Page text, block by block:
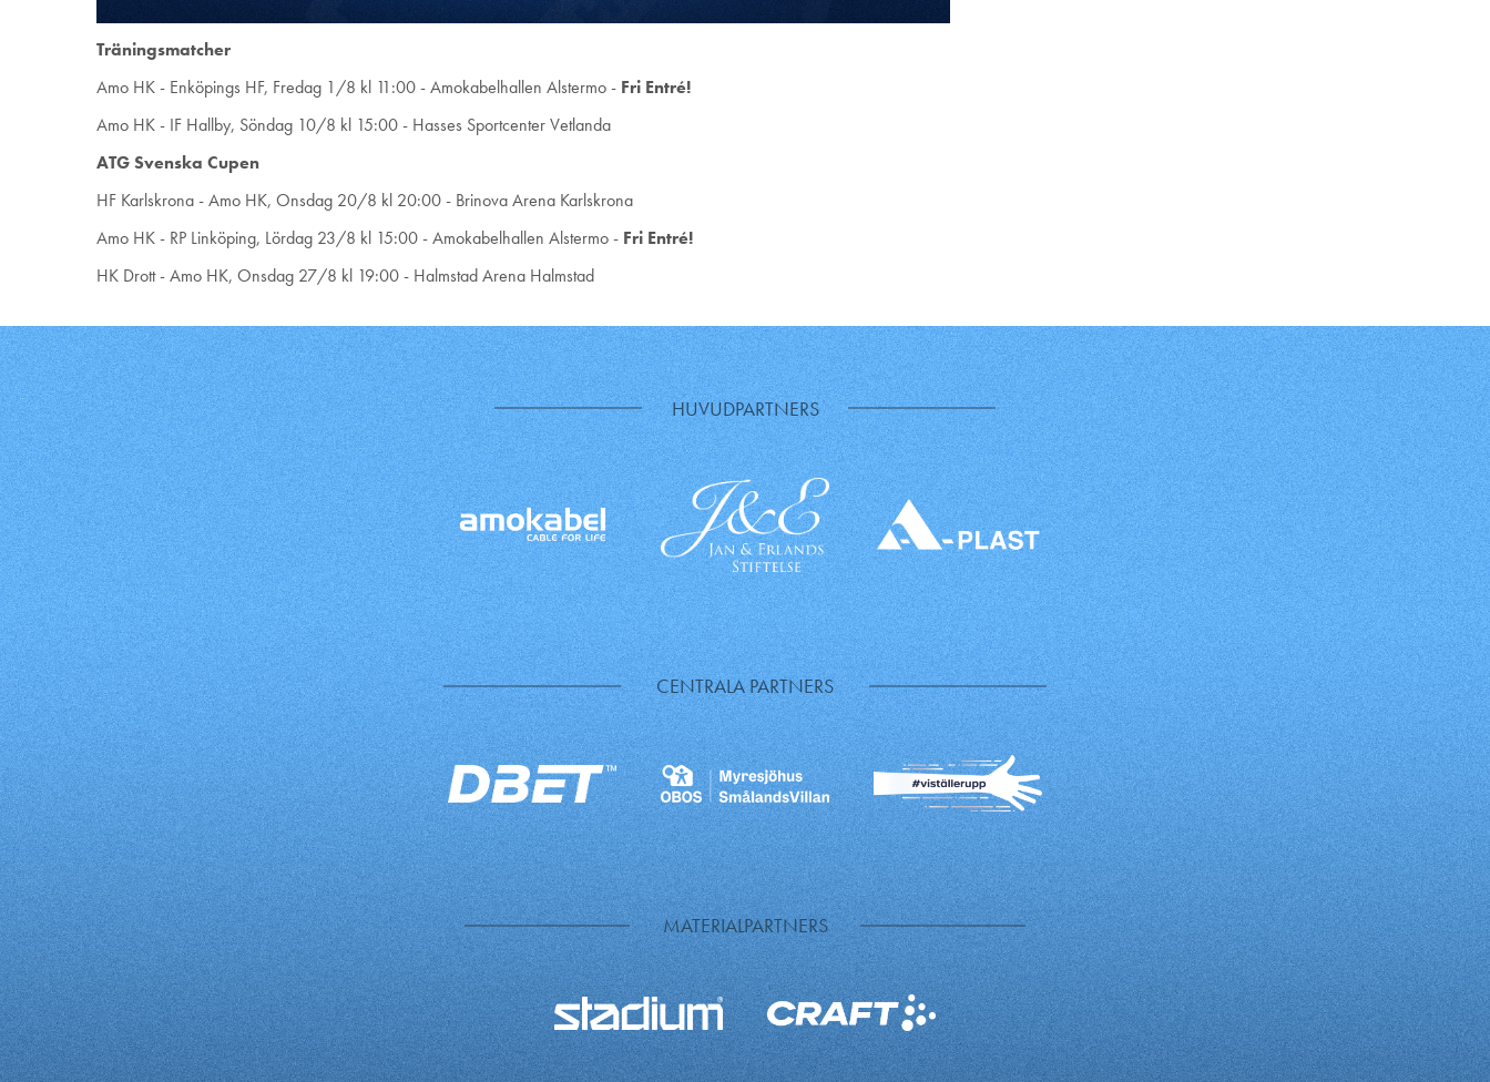
Träningsmatcher
Amo HK - Enköpings HF, Fredag 1/8 kl 11:00 - Amokabelhallen Alstermo - Fri Entré!
Amo HK - IF Hallby, Söndag 10/8 kl 15:00 - Hasses Sportcenter Vetlanda
ATG Svenska Cupen
HF Karlskrona - Amo HK, Onsdag 20/8 kl 20:00 - Brinova Arena Karlskrona
Amo HK - RP Linköping, Lördag 23/8 kl 15:00 - Amokabelhallen Alstermo - Fri Entré!
HK Drott - Amo HK, Onsdag 27/8 kl 19:00 - Halmstad Arena Halmstad
HUVUDPARTNERS
CENTRALA PARTNERS
MATERIALPARTNERS